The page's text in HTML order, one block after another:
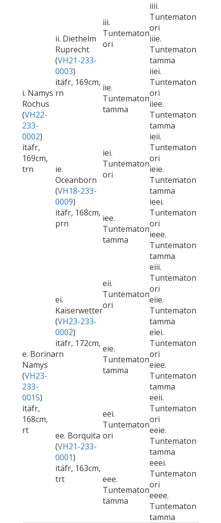
i. Namys
Rochus
(VH22-
233-
0002)
itäfr,
169cm,
trn
ii. Diethelm
Ruprecht
(VH21-233-
0003)
itäfr, 169cm,
rn
iii.
Tuntematon
ori
iiii.
Tuntematon
ori
iiie.
Tuntematon
tamma
iie.
Tuntematon
tamma
iiei.
Tuntematon
ori
iiee.
Tuntematon
tamma
ie.
Oceanborn
(VH18-233-
0009)
itäfr, 168cm,
prn
iei.
Tuntematon
ori
ieii.
Tuntematon
ori
ieie.
Tuntematon
tamma
iee.
Tuntematon
tamma
ieei.
Tuntematon
ori
ieee.
Tuntematon
tamma
e. Borina
Namys
(VH23-
233-
0015)
itäfr,
168cm,
rt
ei.
Kaiserwetter
(VH23-233-
0002)
itäfr, 172cm,
rn
eii.
Tuntematon
ori
eiii.
Tuntematon
ori
eiie.
Tuntematon
tamma
eie.
Tuntematon
tamma
eiei.
Tuntematon
ori
eiee.
Tuntematon
tamma
ee. Borquita
(VH21-233-
0001)
itäfr, 163cm,
trt
eei.
Tuntematon
ori
eeii.
Tuntematon
ori
eeie.
Tuntematon
tamma
eee.
Tuntematon
tamma
eeei.
Tuntematon
ori
eeee.
Tuntematon
tamma